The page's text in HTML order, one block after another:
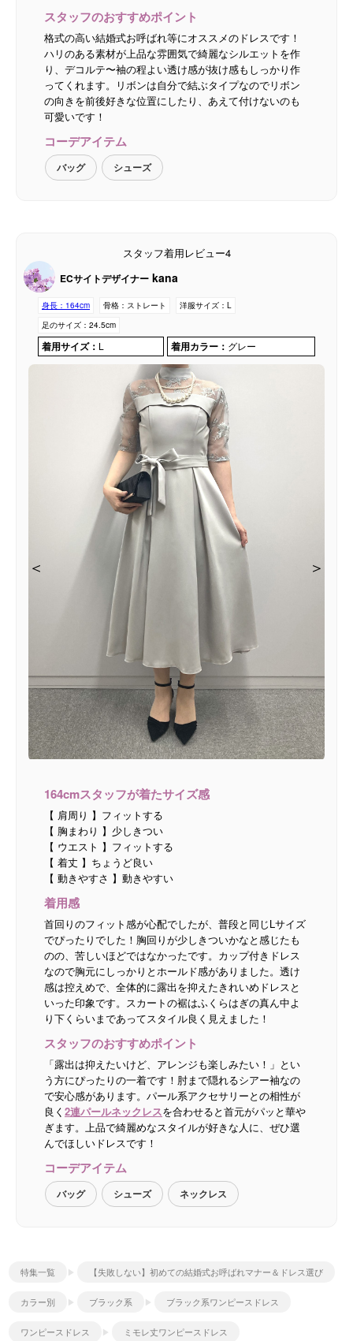
スタッフのおすすめポイント
格式の高い結婚式お呼ばれ等にオススメのドレスです！
ハリのある素材が上品な雰囲気で綺麗なシルエットを作
り、デコルテ〜袖の程よい透け感が抜け感もしっかり作
ってくれます。リボンは自分で結ぶタイプなのでリボン
の向きを前後好きな位置にしたり、あえて付けないのも
可愛いです！
コーデアイテム
バッグ シューズ
スタッフ着用レビュー4
ECサイトデザイナー kana
身長： 164cm 骨格： ストレート 洋服サイズ： L
足のサイズ： 24.5cm
着用サイズ： L 着用カラー： グレー
＜ ＞
＜ ＞
＜ ＞
＜ ＞
＜ ＞
164cmスタッフが着たサイズ感
【 肩周り 】フィットする
【 胸まわり 】少しきつい
【 ウエスト 】フィットする
【 着丈 】ちょうど良い
【 動きやすさ 】動きやすい
着用感
首回りのフィット感が心配でしたが、普段と同じLサイズ
でぴったりでした！胸回りが少しきついかなと感じたも
のの、苦しいほどではなかったです。カップ付きドレス
なので胸元にしっかりとホールド感がありました。透け
感は控えめで、全体的に露出を抑えたきれいめドレスと
いった印象です。スカートの裾はふくらはぎの真ん中よ
り下くらいまであってスタイル良く見えました！
スタッフのおすすめポイント
「露出は抑えたいけど、アレンジも楽しみたい！」とい
う方にぴったりの一着です！肘まで隠れるシアー袖なの
で安心感があります。パール系アクセサリーとの相性が
良く 2連パールネックレスを合わせると首元がパッと華や
ぎます。上品で綺麗めなスタイルが好きな人に、ぜひ選
んでほしいドレスです！
コーデアイテム
バッグ シューズ ネックレス
特集一覧 【失敗しない】初めての結婚式お呼ばれマナー＆ドレス選び
カラー別 ブラック系 ブラック系ワンピースドレス
ワンピースドレス ミモレ丈ワンピースドレス